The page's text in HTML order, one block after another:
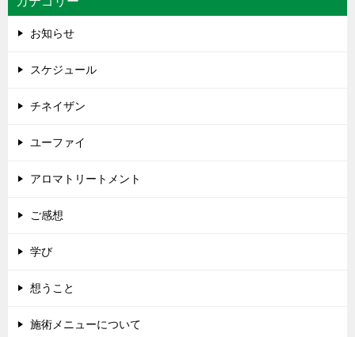
お知らせ
スケジュール
チネイザン
ユーファイ
アロマトリートメント
ご感想
学び
想うこと
施術メニューについて